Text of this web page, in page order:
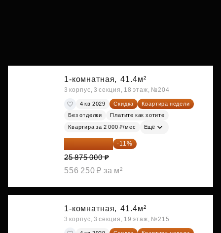
1-комнатная, 41.4м²
3 корпус, 3 секция, 18 этаж, №204
4 кв 2029 Скидка
Квартира недели
Без отделки
Платите как хотите
Квартира за 2 000 ₽/мес Ещё
23 028 750 ₽ -11%
25 875 000 ₽
556 250 ₽ за м²
1-комнатная, 41.4м²
3 корпус, 3 секция, 19 этаж, №215